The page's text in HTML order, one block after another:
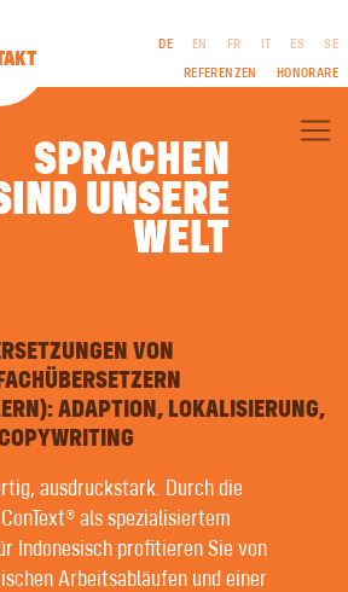
SPRACHEN
UNSERE
WELT
UNSERE
WELT
DE EN FR IT ES
SE
REFERENZEN
HONORARE
| DRUCKVORSTUFE
SPRACHE
MIT KI
DIPLOM-ÜBERSETZER
VON
ADAPTION, LOKALISIERUNG,
ausdruckstark. Durch die
als spezialisiertem
Indonesisch profitieren Sie von
Arbeitsabläufen und einer